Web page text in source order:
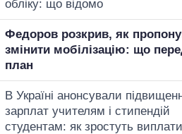
обліку: що відомо
Федоров розкрив, як
змінити мобілізацію: що
план
В Україні анонсували
зарплат учителям і стипендій
студентам: як зростуть виплати